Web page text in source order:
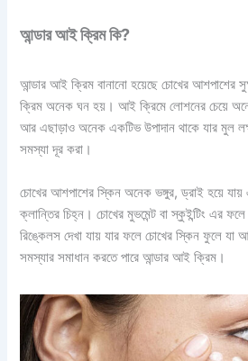
আন্ডার আই ক্রিম কি?
আন্ডার আই ক্রিম বানানো হয়েছে চোখের আশপাশের
ক্রিম অনেক ঘন হয়। আই ক্রিমে লোশনের চেয়ে
আর এছাড়াও অনেক একটিভ উপাদান থাকে যার মুল
সমস্যা দূর করা।
চোখের আশপাশের স্কিন অনেক ভঙ্গুর, ড্রাই হয়ে যায়
ক্লান্তির চিহ্ন। চোখের মুভমেন্ট বা স্কুইন্টিং এর ফলে
রিঙ্কেলস দেখা যায় যার ফলে চোখের স্কিন ফুলে
সমস্যার সমাধান করতে পারে আন্ডার আই ক্রিম।